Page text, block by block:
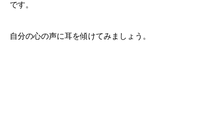
です。
自分の心の声に耳を傾けてみましょう。